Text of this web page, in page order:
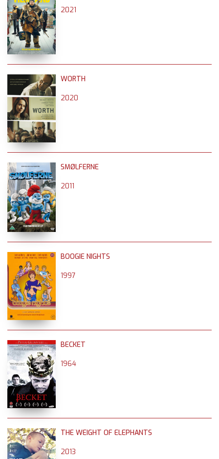
2021
WORTH
2020
SMØLFERNE
2011
BOOGIE NIGHTS
1997
BECKET
1964
THE WEIGHT OF ELEPHANTS
2013